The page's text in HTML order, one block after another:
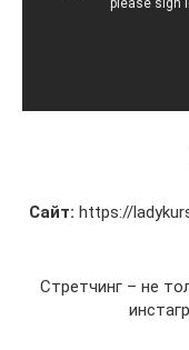
Сайт: https://
Стретчинг – не